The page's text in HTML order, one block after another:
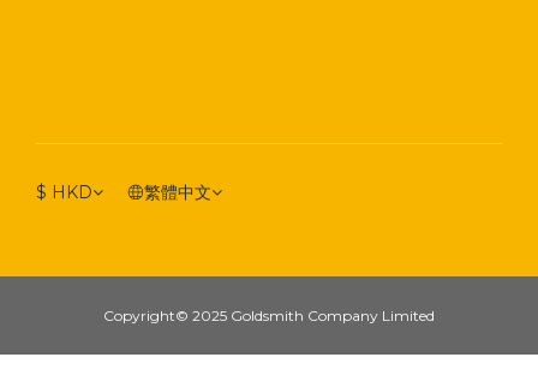
$ HKD 繁體中文
Copyright© 2025 Goldsmith Company Limited